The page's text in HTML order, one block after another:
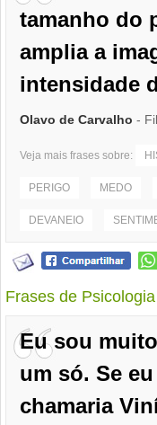
tamanho do
amplia a
intensidade
Olavo de Carvalho -
Veja mais frases sobre:
PERIGO MEDO
DEVANEIO
Frases de Psicologia
Eu sou
um só. Se
chamaria